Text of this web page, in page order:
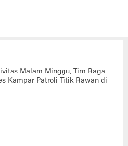
Malam Minggu, Tim Raga
Kampar Patroli Titik Rawan di